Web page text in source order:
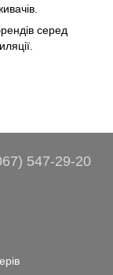
серед
547-29-20